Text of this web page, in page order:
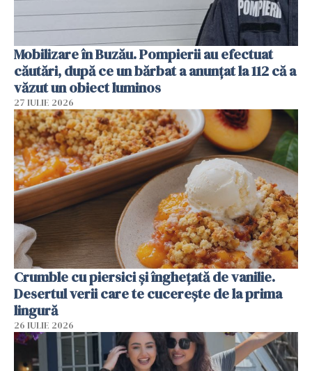
Mobilizare în Buzău. Pompierii au efectuat
căutări, după ce un bărbat a anunțat la 112 că a
văzut un obiect luminos
27 IULIE 2026
Crumble cu piersici și înghețată de vanilie.
Desertul verii care te cucerește de la prima
lingură
26 IULIE 2026